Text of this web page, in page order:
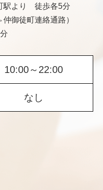
駅より 徒歩各5分
御徒町連絡通路）
10:00～22:00
なし